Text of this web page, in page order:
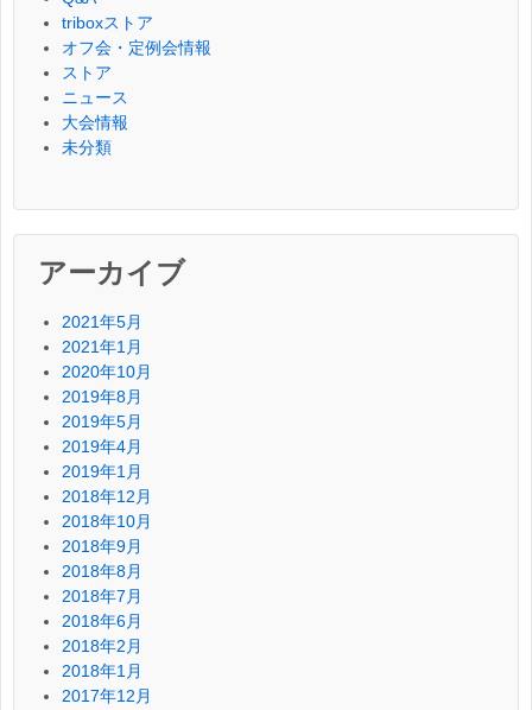
triboxストア
オフ会・定例会情報
ストア
ニュース
大会情報
未分類
アーカイブ
2021年5月
2021年1月
2020年10月
2019年8月
2019年5月
2019年4月
2019年1月
2018年12月
2018年10月
2018年9月
2018年8月
2018年7月
2018年6月
2018年2月
2018年1月
2017年12月